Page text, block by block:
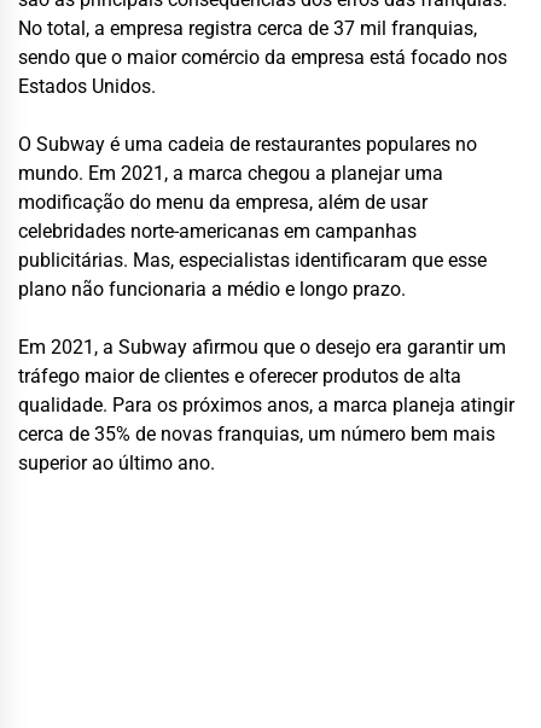
No total, a empresa registra cerca de 37 mil franquias,
sendo que o maior comércio da empresa está focado nos
Estados Unidos.
O Subway é uma cadeia de restaurantes populares no
mundo. Em 2021, a marca chegou a planejar uma
modificação do menu da empresa, além de usar
celebridades norte-americanas em campanhas
publicitárias. Mas, especialistas identificaram que esse
plano não funcionaria a médio e longo prazo.
Em 2021, a Subway afirmou que o desejo era garantir um
tráfego maior de clientes e oferecer produtos de alta
qualidade. Para os próximos anos, a marca planeja atingir
cerca de 35% de novas franquias, um número bem mais
superior ao último ano.